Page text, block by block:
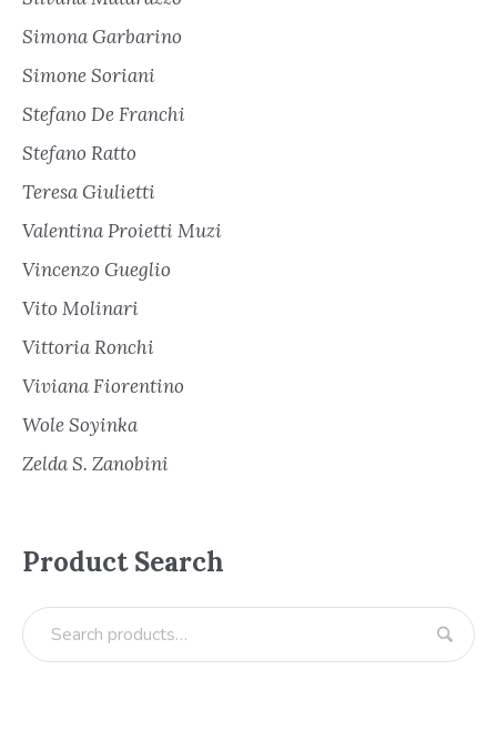
Simona Garbarino
Simone Soriani
Stefano De Franchi
Stefano Ratto
Teresa Giulietti
Valentina Proietti Muzi
Vincenzo Gueglio
Vito Molinari
Vittoria Ronchi
Viviana Fiorentino
Wole Soyinka
Zelda S. Zanobini
Product Search